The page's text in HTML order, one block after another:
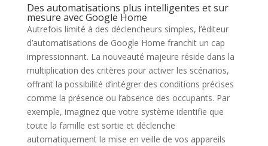
Des automatisations plus intelligentes et sur
mesure avec Google Home
Autrefois limité à des déclencheurs simples, l’éditeur
d’automatisations de Google Home franchit un cap
impressionnant. La nouveauté majeure réside dans la
multiplication des critères pour activer les scénarios,
offrant la possibilité d’intégrer des conditions précises
comme la présence ou l’absence des occupants. Par
exemple, imaginez que votre système identifie que
toute la famille est sortie et déclenche
automatiquement la mise en veille de vos appareils